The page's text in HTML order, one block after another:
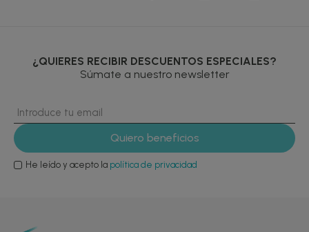
¿QUIERES RECIBIR DESCUENTOS ESPECIALES?
Súmate a nuestro newsletter
He leído y acepto la política de privacidad